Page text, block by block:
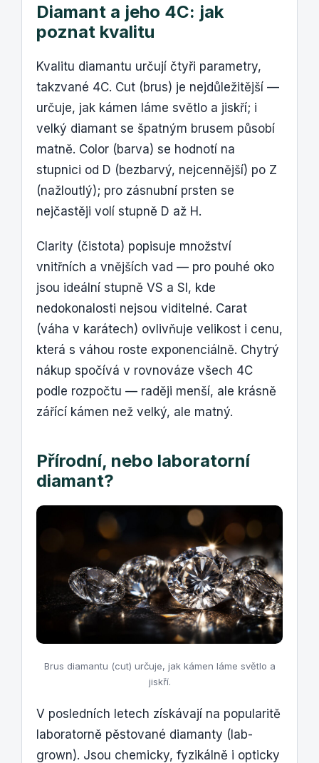
Diamant a jeho 4C: jak
poznat kvalitu
Kvalitu diamantu určují čtyři parametry,
takzvané 4C. Cut (brus) je nejdůležitější —
určuje, jak kámen láme světlo a jiskří; i
velký diamant se špatným brusem působí
matně. Color (barva) se hodnotí na
stupnici od D (bezbarvý, nejcennější) po Z
(nažloutlý); pro zásnubní prsten se
nejčastěji volí stupně D až H.
Clarity (čistota) popisuje množství
vnitřních a vnějších vad — pro pouhé oko
jsou ideální stupně VS a SI, kde
nedokonalosti nejsou viditelné. Carat
(váha v karátech) ovlivňuje velikost i cenu,
která s váhou roste exponenciálně. Chytrý
nákup spočívá v rovnováze všech 4C
podle rozpočtu — raději menší, ale krásně
zářící kámen než velký, ale matný.
Přírodní, nebo laboratorní
diamant?
Brus diamantu (cut) určuje, jak kámen láme světlo a
jiskří.
V posledních letech získávají na popularitě
laboratorně pěstované diamanty (lab-
grown). Jsou chemicky, fyzikálně i opticky